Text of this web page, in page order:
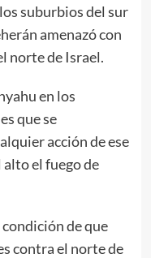
suburbios del sur
amenazó con
norte de Israel.
en los
que se
acción de ese
el fuego de
de que
contra el norte de